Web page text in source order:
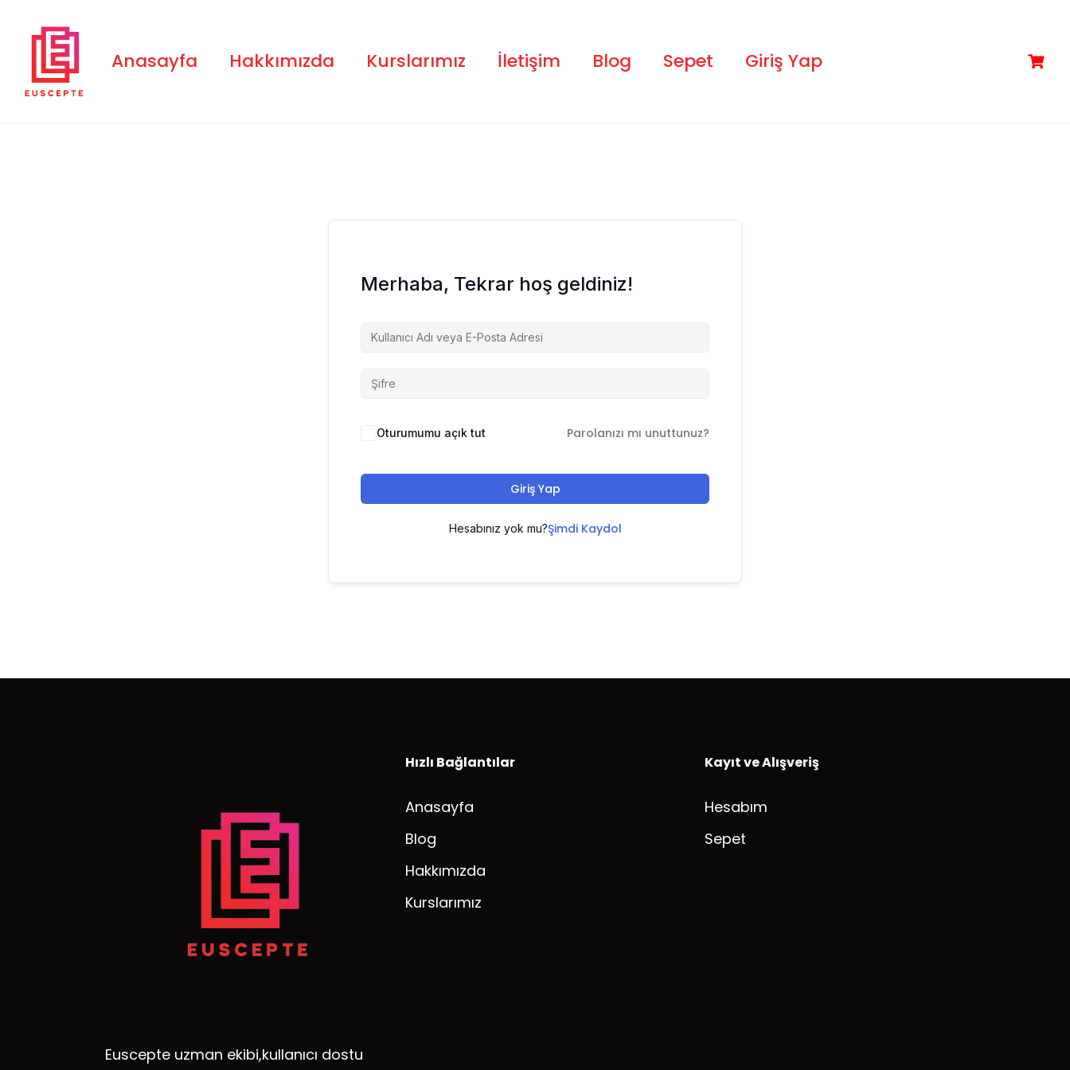
Anasayfa Hakkımızda Kurslarımız İletişim Blog Sepet Giriş Yap
Merhaba, Tekrar hoş geldiniz!
Oturumumu açık tut Parolanızı mı unuttunuz?
Giriş Yap
Hesabınız yok mu?Şimdi Kaydol
Euscepte uzman ekibi,kullanıcı dostu
Hızlı Bağlantılar
Anasayfa
Blog
Hakkımızda
Kurslarımız
Kayıt ve Alışveriş
Hesabım
Sepet